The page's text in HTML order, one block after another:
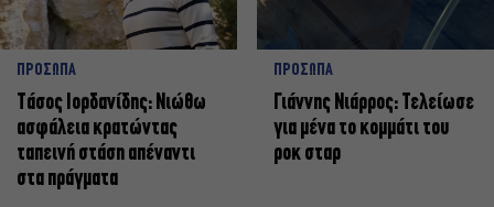
ΠΡΟΣΩΠΑ
Tάσος Ιορδανίδης: Νιώθω
ασφάλεια κρατώντας
ταπεινή στάση απέναντι
στα πράγματα
ΠΡΟΣΩΠΑ
Γιάννης Νιάρρος: Τελείωσε
για μένα το κομμάτι του
ροκ σταρ